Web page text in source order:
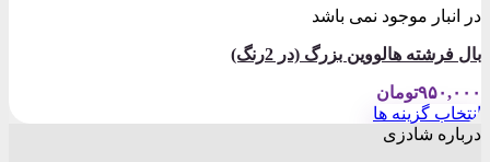
در انبار موجود نمی باشد
بال فرشته هالووین بزرگ (در 2رنگ)
۹۵۰,۰۰۰تومان
انتخاب گزینه ها
این
درباره شادزی